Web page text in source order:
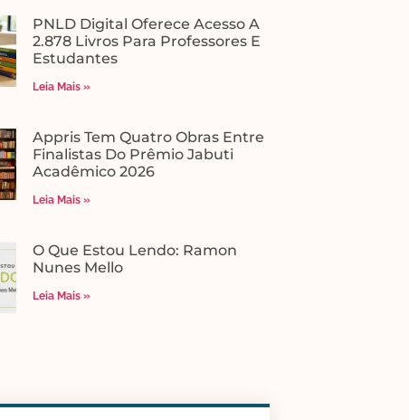
PNLD Digital Oferece Acesso A
2.878 Livros Para Professores E
Estudantes
Leia Mais »
Appris Tem Quatro Obras Entre
Finalistas Do Prêmio Jabuti
Acadêmico 2026
Leia Mais »
O Que Estou Lendo: Ramon
Nunes Mello
Leia Mais »